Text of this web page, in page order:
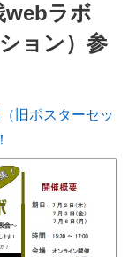
webラボ
ョン）参
旧ポスターセッ